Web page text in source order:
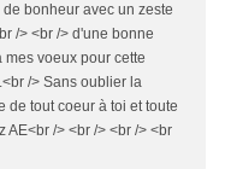
bonheur avec un zeste
/> <br /> d'une bonne
voeux pour cette
/> Sans oublier la
de tout coeur à toi et toute
AE<br /> <br /> <br /> <br